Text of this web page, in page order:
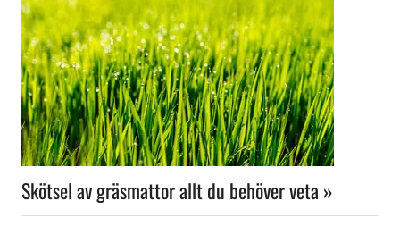
Skötsel av gräsmattor allt du behöver veta »